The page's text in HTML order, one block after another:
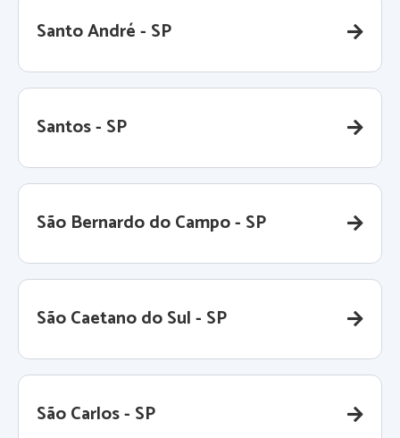
Santo André - SP
Santos - SP
São Bernardo do Campo - SP
São Caetano do Sul - SP
São Carlos - SP